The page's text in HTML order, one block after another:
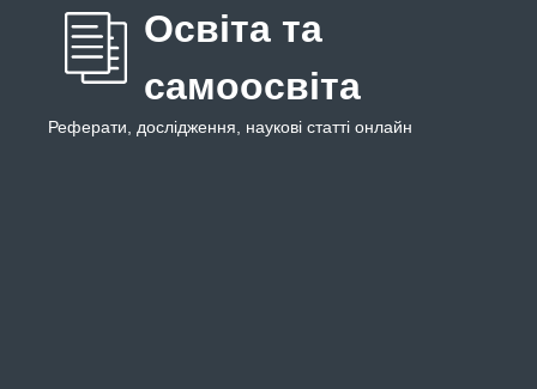
Освіта та
самоосвіта
Реферати, дослідження, наукові статті онлайн